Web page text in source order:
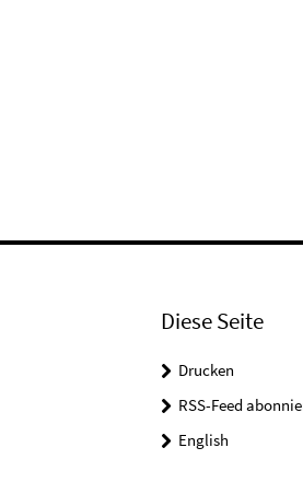
Diese Seite
Drucken
RSS-Feed
English